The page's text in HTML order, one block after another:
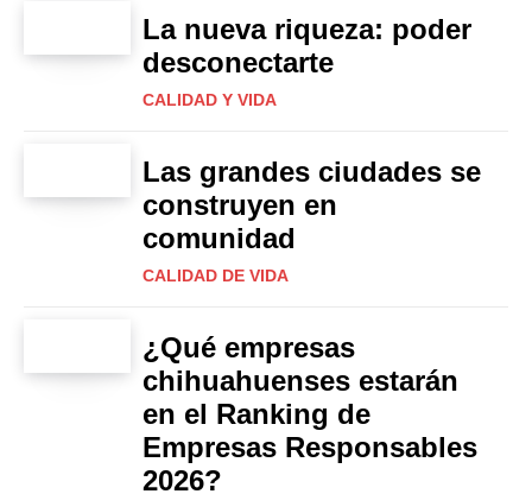
La nueva riqueza: poder
desconectarte
CALIDAD Y VIDA
Las grandes ciudades se
construyen en
comunidad
CALIDAD DE VIDA
¿Qué empresas
chihuahuenses estarán
en el Ranking de
Empresas Responsables
2026?